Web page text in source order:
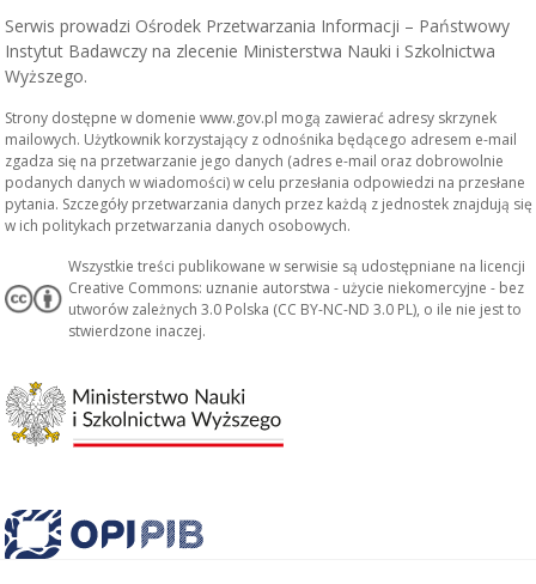
Serwis prowadzi Ośrodek Przetwarzania Informacji – Państwowy
Instytut Badawczy na zlecenie Ministerstwa Nauki i Szkolnictwa
Wyższego.
Strony dostępne w domenie www.gov.pl mogą zawierać adresy skrzynek
mailowych. Użytkownik korzystający z odnośnika będącego adresem e-mail
zgadza się na przetwarzanie jego danych (adres e-mail oraz dobrowolnie
podanych danych w wiadomości) w celu przesłania odpowiedzi na przesłane
pytania. Szczegóły przetwarzania danych przez każdą z jednostek znajdują się
w ich politykach przetwarzania danych osobowych.
Wszystkie treści publikowane w serwisie są udostępniane na licencji
Creative Commons: uznanie autorstwa - użycie niekomercyjne - bez
utworów zależnych 3.0 Polska (CC BY-NC-ND 3.0 PL), o ile nie jest to
stwierdzone inaczej.